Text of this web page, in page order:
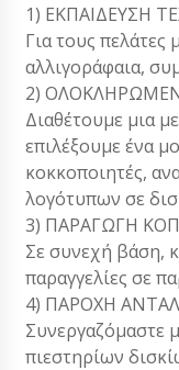
1) ΕΚΠΑΙΔΕΥΣΗ
Για τους πελάτες
αλλιγοράφαια,
2)
Διαθέτουμε μια
επιλέξουμε ένα
κοκκοποιητές,
λογότυπων σε
3) ΠΑΡΑΓΩΓΗ
Σε συνεχή βάση,
παραγγελίες σε
4) ΠΑΡΟΧΗ
Συνεργαζόμαστε
πιεστηρίων